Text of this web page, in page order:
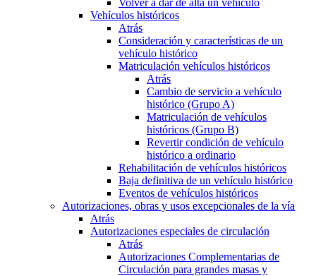
Volver a dar de alta un vehículo
Vehículos históricos
Atrás
Consideración y características de un
vehículo histórico
Matriculación vehículos históricos
Atrás
Cambio de servicio a vehículo
histórico (Grupo A)
Matriculación de vehículos
históricos (Grupo B)
Revertir condición de vehículo
histórico a ordinario
Rehabilitación de vehículos históricos
Baja definitiva de un vehículo histórico
Eventos de vehículos históricos
Autorizaciones, obras y usos excepcionales de la vía
Atrás
Autorizaciones especiales de circulación
Atrás
Autorizaciones Complementarias de
Circulación para grandes masas y